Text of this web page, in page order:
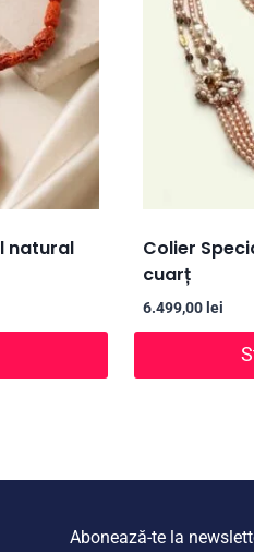
natural
Colier
cuarț
6.499,00 lei
Abonează-te la